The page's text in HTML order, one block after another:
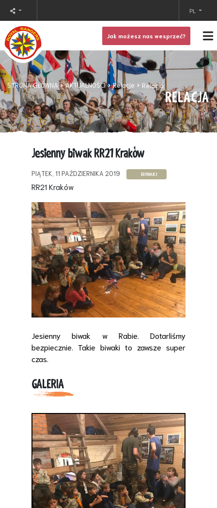
PL
Jak możesz nas wesprzeć?
Relacje
AKTUALNOŚCI
STRONA GŁÓWNA Relacja
RELACJA
Jesienny biwak RR21 Kraków
PIĄTEK, 11 PAŹDZIERNIKA 2019 BIWAKI
RR21 Kraków
Jesienny biwak w Rabie. Dotarliśmy
bezpiecznie. Takie biwaki to zawsze super
czas.
GALERIA